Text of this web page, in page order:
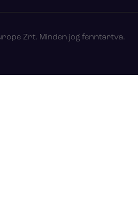
Zrt. Minden jog fenntartva.